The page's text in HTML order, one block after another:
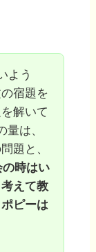
よう
宿題を
解いて
量は、
題と、
の時はい
えて教
ピーは